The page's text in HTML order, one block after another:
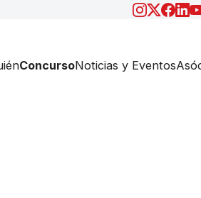
ConcursoNoticias y Eventos